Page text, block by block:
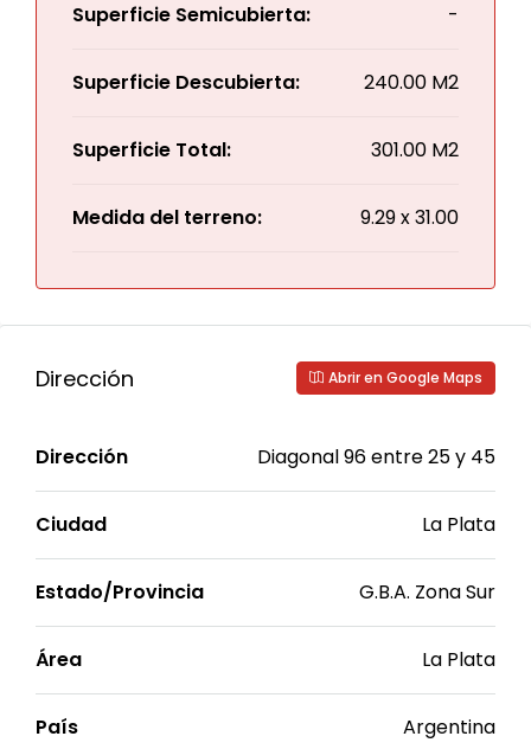
Superficie Semicubierta: -
Superficie Descubierta: 240.00 M2
Superficie Total: 301.00 M2
Medida del terreno: 9.29 x 31.00
Dirección Abrir en Google Maps
Dirección Diagonal 96 entre 25 y 45
Ciudad La Plata
Estado/Provincia G.B.A. Zona Sur
Área La Plata
País Argentina